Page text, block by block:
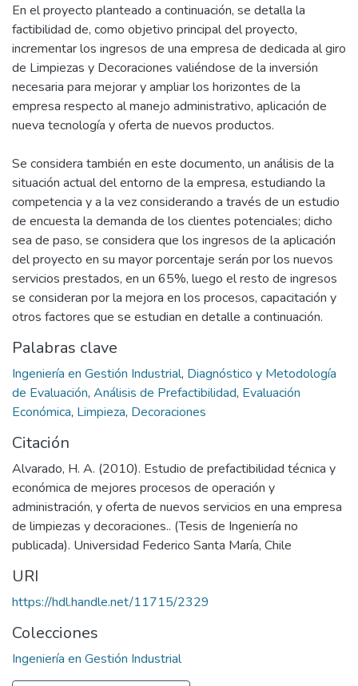
En el proyecto planteado a continuación, se detalla la
factibilidad de, como objetivo principal del proyecto,
incrementar los ingresos de una empresa de dedicada al giro
de Limpiezas y Decoraciones valiéndose de la inversión
necesaria para mejorar y ampliar los horizontes de la
empresa respecto al manejo administrativo, aplicación de
nueva tecnología y oferta de nuevos productos.
Se considera también en este documento, un análisis de la
situación actual del entorno de la empresa, estudiando la
competencia y a la vez considerando a través de un estudio
de encuesta la demanda de los clientes potenciales; dicho
sea de paso, se considera que los ingresos de la aplicación
del proyecto en su mayor porcentaje serán por los nuevos
servicios prestados, en un 65%, luego el resto de ingresos
se consideran por la mejora en los procesos, capacitación y
otros factores que se estudian en detalle a continuación.
Palabras clave
Ingeniería en Gestión Industrial, Diagnóstico y Metodología
de Evaluación, Análisis de Prefactibilidad, Evaluación
Económica, Limpieza, Decoraciones
Citación
Alvarado, H. A. (2010). Estudio de prefactibilidad técnica y
económica de mejores procesos de operación y
administración, y oferta de nuevos servicios en una empresa
de limpiezas y decoraciones.. (Tesis de Ingeniería no
publicada). Universidad Federico Santa María, Chile
URI
https://hdl.handle.net/11715/2329
Colecciones
Ingeniería en Gestión Industrial